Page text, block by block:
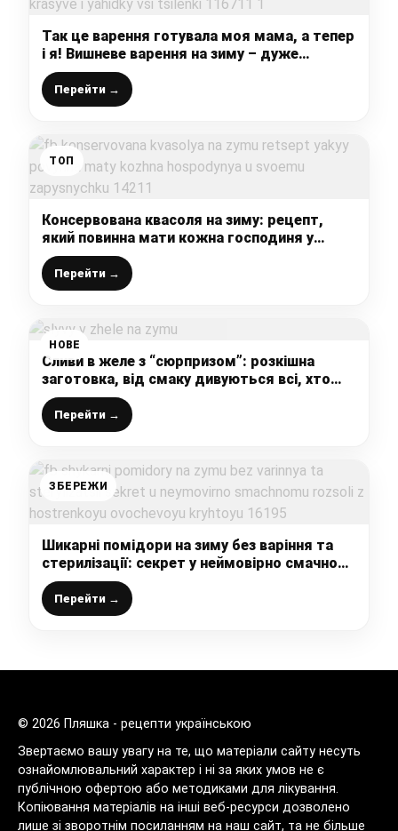
Так це варення готувала моя мама, а тепер
і я! Вишневе варення на зиму – дуже
смачне, красиве і ягідки всі ціленькі
Перейти →
ТОП
Консервована квасоля на зиму: рецепт,
який повинна мати кожна господиня у
своєму записничку
Перейти →
НОВЕ
Сливи в желе з “сюрпризом”: розкішна
заготовка, від смаку дивуються всі, хто
пробує і просять рецепт
Перейти →
ЗБЕРЕЖИ
Шикарні помідори на зиму без варіння та
стерилізації: секрет у неймовірно смачному
розсолі з гостренькою овочевою крихтою
Перейти →
© 2026 Пляшка - рецепти українською
Звертаємо вашу увагу на те, що матеріали сайту несуть
ознайомлювальний характер і ні за яких умов не є
публічною офертою або методиками для лікування.
Копіювання матеріалів на інші веб-ресурси дозволено
лише зі зворотнім посиланням на наш сайт, та не більше